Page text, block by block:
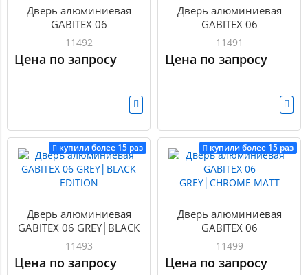
Дверь алюминиевая
GABITEX 06
BRONZE│CHROME MATT
11492
Цена по запросу
Дверь алюминиевая
GABITEX 06
BRONZE│GOLD MATT
11491
Цена по запросу
купили более 15 раз
Дверь алюминиевая
GABITEX 06 GREY│BLACK
EDITION
11493
Цена по запросу
купили более 15 раз
Дверь алюминиевая
GABITEX 06
GREY│CHROME MATT
11499
Цена по запросу